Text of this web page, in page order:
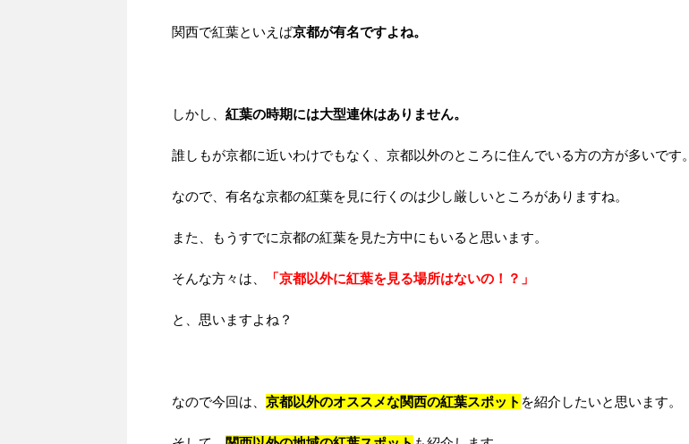
関西で紅葉といえば京都が有名ですよね。
しかし、 紅葉の時期には大型連休はありません。
誰しもが京都に近いわけでもなく、京都以外のところに住んでいる方の方が多いです。
なので、有名な京都の紅葉を見に行くのは少し厳しいところがありますね。
また、もうすでに京都の紅葉を見た方中にもいると思います。
そんな方々は、 「京都以外に紅葉を見る場所はないの！？」
と、思いますよね？
なので今回は、 京都以外のオススメな関西の紅葉スポット を紹介したいと思います。